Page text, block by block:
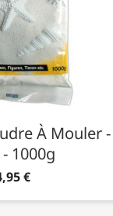
À Mouler -
1000g
€